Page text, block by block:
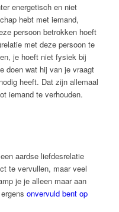
energetisch en niet
hebt met iemand,
persoon betrokken hoeft
met deze persoon te
je hoeft niet fysiek bij
doen wat hij van je vraagt
heeft. Dat zijn allemaal
iemand te verhouden.
aardse liefdesrelatie
te vervullen, maar veel
je je alleen maar aan
onvervuld bent op